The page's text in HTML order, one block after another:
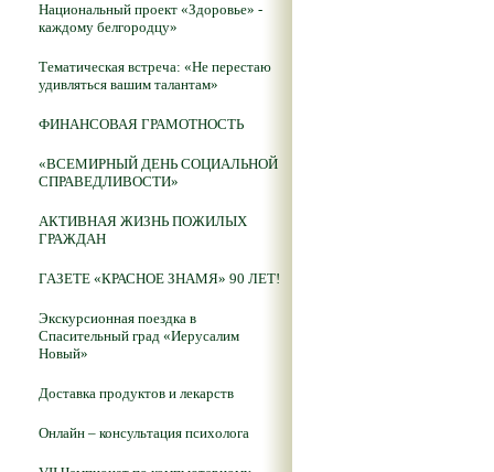
Национальный проект «Здоровье» -
каждому белгородцу»
Тематическая встреча: «Не перестаю
удивляться вашим талантам»
ФИНАНСОВАЯ ГРАМОТНОСТЬ
«ВСЕМИРНЫЙ ДЕНЬ СОЦИАЛЬНОЙ
СПРАВЕДЛИВОСТИ»
АКТИВНАЯ ЖИЗНЬ ПОЖИЛЫХ
ГРАЖДАН
ГАЗЕТЕ «КРАСНОЕ ЗНАМЯ» 90 ЛЕТ!
Экскурсионная поездка в
Спасительный град «Иерусалим
Новый»
Доставка продуктов и лекарств
Онлайн – консультация психолога